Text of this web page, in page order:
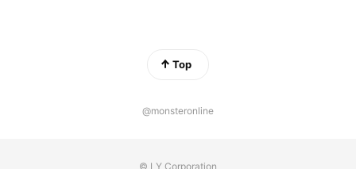
Top
@monsteronline
© LY Corporation